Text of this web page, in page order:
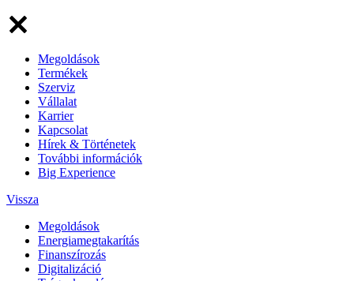
Megoldások
Termékek
Szerviz
Vállalat
Karrier
Kapcsolat
Hírek & Történetek
További információk
Big Experience
Vissza
Megoldások
Energiamegtakarítás
Finanszírozás
Digitalizáció